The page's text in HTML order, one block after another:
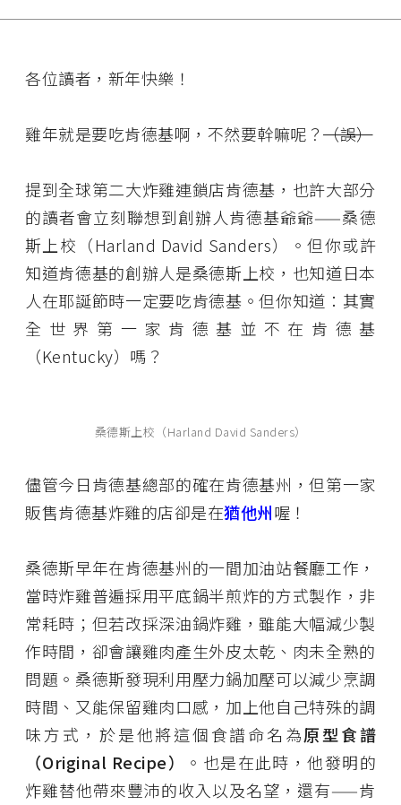
各位讀者，新年快樂！
雞年就是要吃肯德基啊，不然要幹嘛呢？（誤）
提到全球第二大炸雞連鎖店肯德基，也許大部分
的讀者會立刻聯想到創辦人肯德基爺爺——桑德
斯上校（Harland David Sanders）。但你或許
知道肯德基的創辦人是桑德斯上校，也知道日本
人在耶誕節時一定要吃肯德基。但你知道：其實
全世界第一家肯德基並不在肯德基
（Kentucky）嗎？
桑德斯上校（Harland David Sanders）
儘管今日肯德基總部的確在肯德基州，但第一家
販售肯德基炸雞的店卻是在猶他州喔！
桑德斯早年在肯德基州的一間加油站餐廳工作，
當時炸雞普遍採用平底鍋半煎炸的方式製作，非
常耗時；但若改採深油鍋炸雞，雖能大幅減少製
作時間，卻會讓雞肉產生外皮太乾、肉未全熟的
問題。桑德斯發現利用壓力鍋加壓可以減少烹調
時間、又能保留雞肉口感，加上他自己特殊的調
味方式，於是他將這個食譜命名為原型食譜
（Original Recipe）
。也是在此時，他發明的
炸雞替他帶來豐沛的收入以及名望，還有——肯